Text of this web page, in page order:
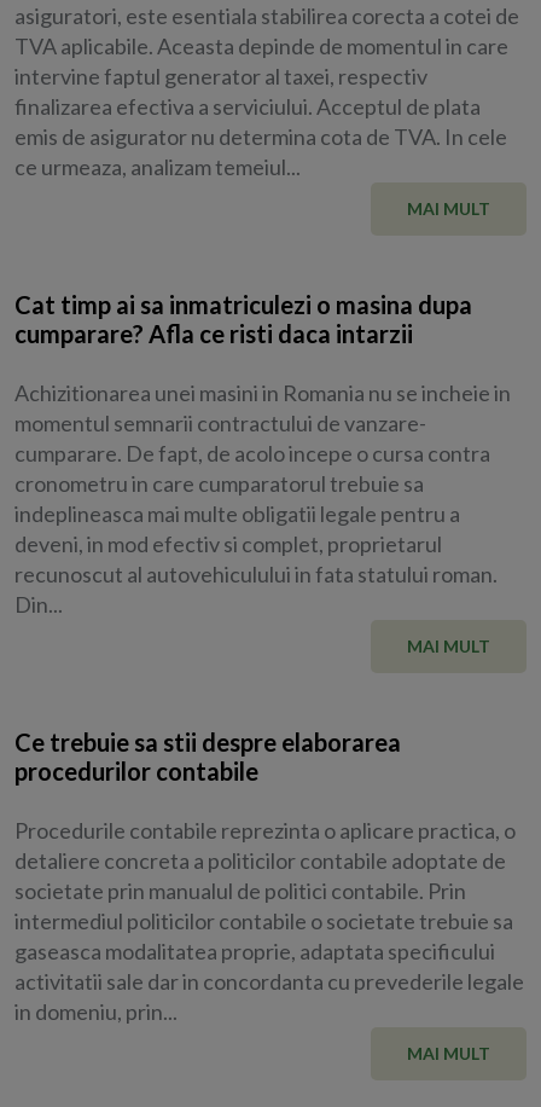
asiguratori, este esentiala stabilirea corecta a cotei de
TVA aplicabile. Aceasta depinde de momentul in care
intervine faptul generator al taxei, respectiv
finalizarea efectiva a serviciului. Acceptul de plata
emis de asigurator nu determina cota de TVA. In cele
ce urmeaza, analizam temeiul...
MAI MULT
Cat timp ai sa inmatriculezi o masina dupa
cumparare? Afla ce risti daca intarzii
Achizitionarea unei masini in Romania nu se incheie in
momentul semnarii contractului de vanzare-
cumparare. De fapt, de acolo incepe o cursa contra
cronometru in care cumparatorul trebuie sa
indeplineasca mai multe obligatii legale pentru a
deveni, in mod efectiv si complet, proprietarul
recunoscut al autovehiculului in fata statului roman.
Din...
MAI MULT
Ce trebuie sa stii despre elaborarea
procedurilor contabile
Procedurile contabile reprezinta o aplicare practica, o
detaliere concreta a politicilor contabile adoptate de
societate prin manualul de politici contabile. Prin
intermediul politicilor contabile o societate trebuie sa
gaseasca modalitatea proprie, adaptata specificului
activitatii sale dar in concordanta cu prevederile legale
in domeniu, prin...
MAI MULT